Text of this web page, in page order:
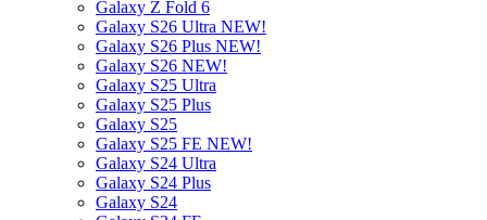
Galaxy Z Fold 6
Galaxy S26 Ultra NEW!
Galaxy S26 Plus NEW!
Galaxy S26 NEW!
Galaxy S25 Ultra
Galaxy S25 Plus
Galaxy S25
Galaxy S25 FE NEW!
Galaxy S24 Ultra
Galaxy S24 Plus
Galaxy S24